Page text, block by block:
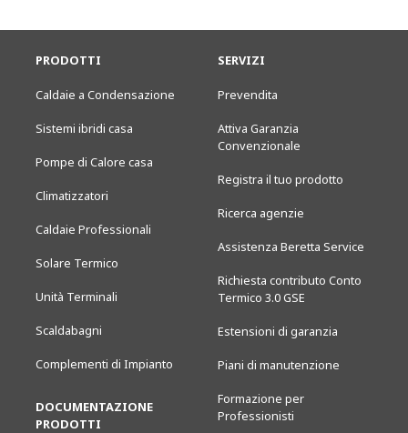
PRODOTTI
Caldaie a Condensazione
Sistemi ibridi casa
Pompe di Calore casa
Climatizzatori
Caldaie Professionali
Solare Termico
Unità Terminali
Scaldabagni
Complementi di Impianto
DOCUMENTAZIONE
PRODOTTI
SERVIZI
Prevendita
Attiva Garanzia
Convenzionale
Registra il tuo prodotto
Ricerca agenzie
Assistenza Beretta Service
Richiesta contributo Conto
Termico 3.0 GSE
Estensioni di garanzia
Piani di manutenzione
Formazione per
Professionisti